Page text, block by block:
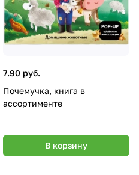
7.90 руб.
Почемучка, книга в
ассортименте
В корзину